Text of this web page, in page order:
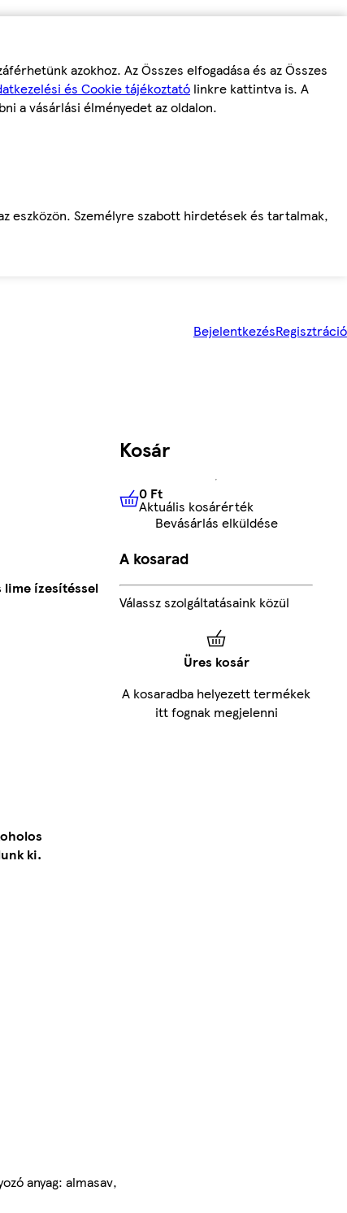
azokhoz. Az Összes elfogadása és az Összes
és Cookie tájékoztató linkre kattintva is. A
a vásárlási élményedet az oldalon.
eszközön. Személyre szabott hirdetések és tartalmak,
BejelentkezésRegisztráció
lime ízesítéssel
ki.
anyag: almasav,
Kosár
0 FtAktuális kosárérték
0 Ft
Aktuális kosárérték
Bevásárlás elküldése
A kosarad
Válassz szolgáltatásaink közül
Üres kosár
A kosaradba helyezett termékek
itt fognak megjelenni